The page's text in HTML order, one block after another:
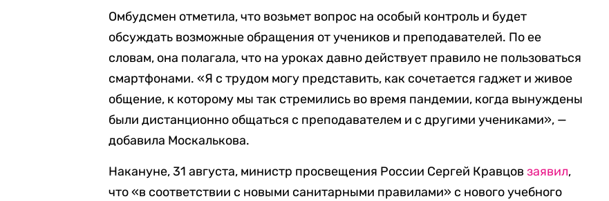
Омбудсмен отметила, что возьмет вопрос на особый контроль и будет
обсуждать возможные обращения от учеников и преподавателей. По ее
словам, она полагала, что на уроках давно действует правило не пользоваться
смартфонами. «Я с трудом могу представить, как сочетается гаджет и живое
общение, к которому мы так стремились во время пандемии, когда вынуждены
были дистанционно общаться с преподавателем и с другими учениками», —
добавила Москалькова.
Накануне, 31 августа, министр просвещения России Сергей Кравцовзаявил,
что «в соответствии с новыми санитарными правилами» с нового учебного